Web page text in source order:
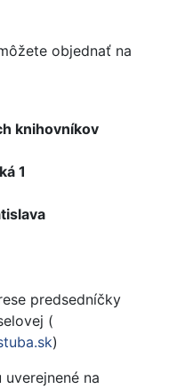
objednať na
knihovníkov
1
predsedníčky
(
)
na